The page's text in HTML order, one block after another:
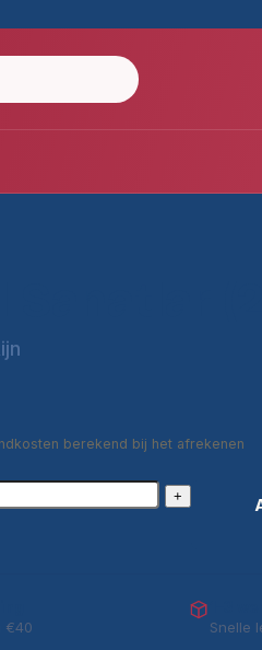
berekend bij het afrekenen
+
€40
Snelle